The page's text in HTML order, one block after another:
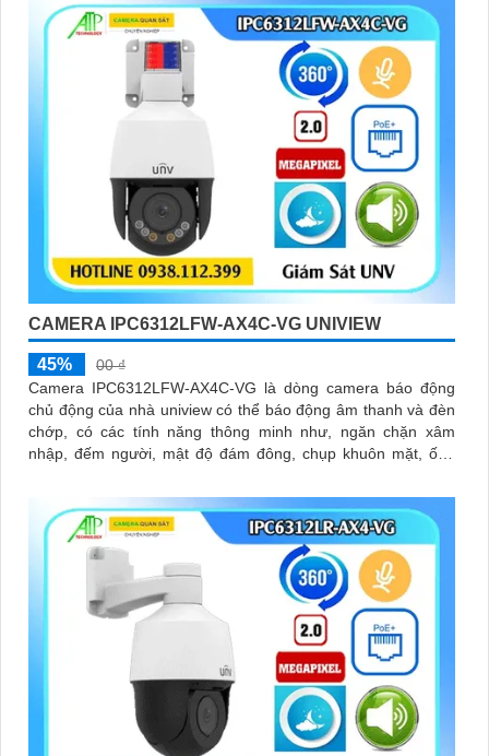
CAMERA IPC6312LFW-AX4C-VG UNIVIEW
45%
00 ₫
Camera IPC6312LFW-AX4C-VG là dòng camera báo động
chủ động của nhà uniview có thể báo động âm thanh và đèn
chớp, có các tính năng thông minh như, ngăn chặn xâm
nhập, đếm người, mật độ đám đông, chụp khuôn mặt, ống